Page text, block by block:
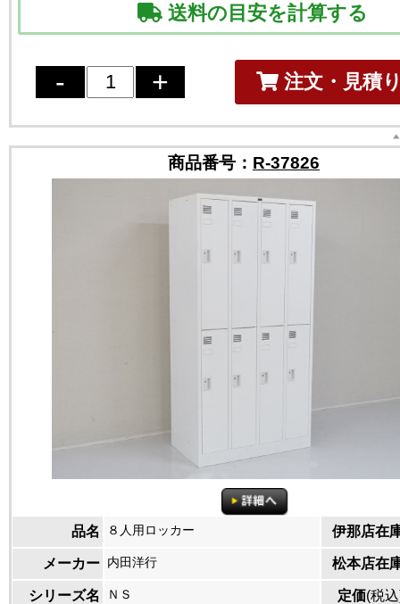
送料の目安を計算する
注文・見積
商品番号： R-37826
品名 ８人用ロッカー 伊那店在
メーカー 内田洋行 松本店在
シリーズ名 ＮＳ 定価(税